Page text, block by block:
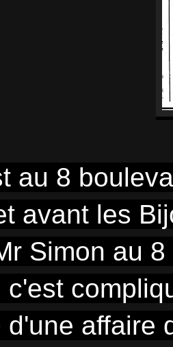
au 8
avant les
Simon au
c'est
d'une affaire